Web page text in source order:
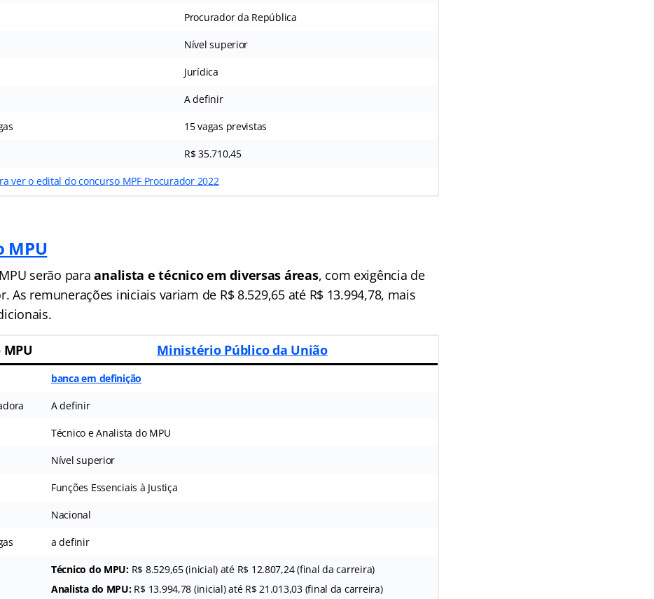
Procurador da República
Nível superior
Jurídica
A definir
15 vagas previstas
R$ 35.710,45
ver o edital do concurso MPF Procurador 2022
MPU
serão paraanalista e técnico em diversas áreas, com exigência de
As remunerações iniciais variam de R$ 8.529,65 até R$ 13.994,78, mais
Ministério Público da União
banca em definição
A definir
Técnico e Analista do MPU
Nível superior
Funções Essenciais à Justiça
Nacional
a definir
Técnico do MPU: R$ 8.529,65 (inicial) até R$ 12.807,24 (final da carreira)
Analista do MPU: R$ 13.994,78 (inicial) até R$ 21.013,03 (final da carreira)